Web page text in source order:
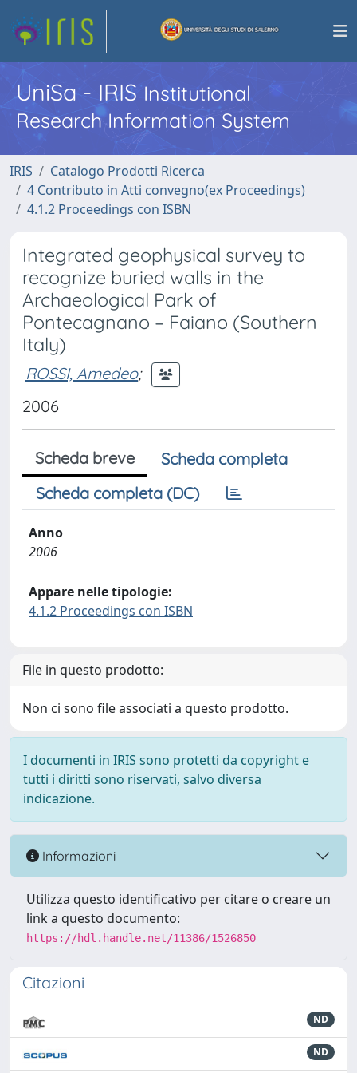
UniSa - IRISInstitutional
Research Information System
IRIS
Catalogo Prodotti Ricerca
4 Contributo in Atti convegno(ex Proceedings)
4.1.2 Proceedings con ISBN
Integrated geophysical survey to
recognize buried walls in the
Archaeological Park of
Pontecagnano – Faiano (Southern
Italy)
ROSSI, Amedeo;
2006
Scheda breve
Scheda completa
Scheda completa (DC)
Anno
2006
Appare nelle tipologie:
4.1.2 Proceedings con ISBN
File in questo prodotto:
Non ci sono file associati a questo prodotto.
I documenti in IRIS sono protetti da copyright e
tutti i diritti sono riservati, salvo diversa
indicazione.
Informazioni
Utilizza questo identificativo per citare o creare un
link a questo documento:
https://hdl.handle.net/11386/1526850
Citazioni
ND
ND